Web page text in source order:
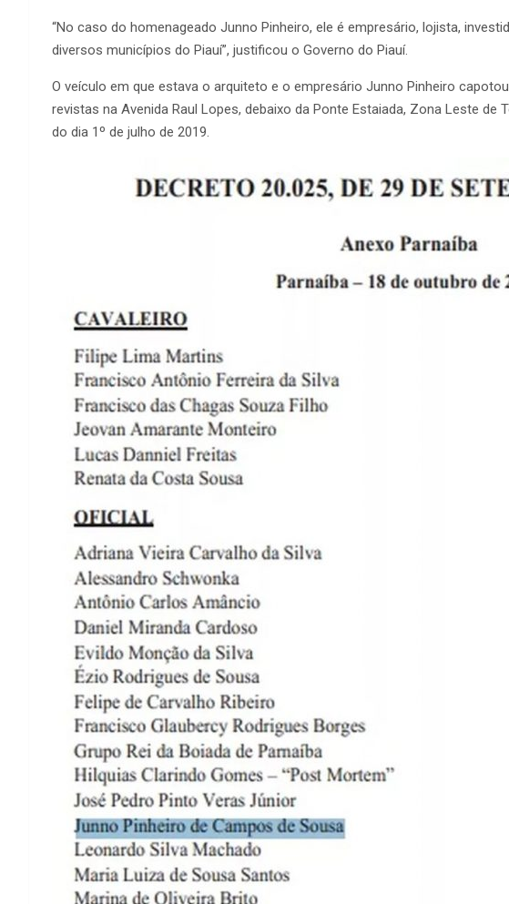
“No caso do homenageado Junno Pinheiro, ele é empresário, lojista,
diversos municípios do Piauí”, justificou o Governo do Piauí.
O veículo em que estava o arquiteto e o empresário Junno Pinheiro
revistas na Avenida Raul Lopes, debaixo da Ponte Estaiada, Zona Leste de
do dia 1º de julho de 2019.